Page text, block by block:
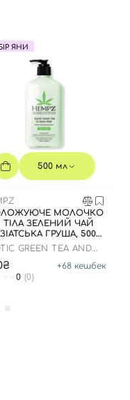
ЯНИ
500 мл
МОЛОЧКО
ТІЛА ЗЕЛЕНИЙ ЧАЙ
ГРУША, 500
GREEN TEA AND
+68 кешбек
0 (0)
e-mail